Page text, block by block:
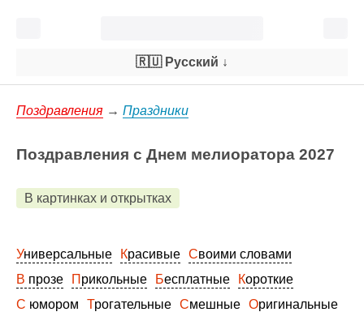
🇷🇺 Русский ↓
Поздравления → Праздники
Поздравления с Днем мелиоратора 2027
В картинках и открытках
Универсальные Красивые
Своими словами
В прозе
Прикольные Бесплатные
Короткие
С юмором
Трогательные Смешные
Оригинальные